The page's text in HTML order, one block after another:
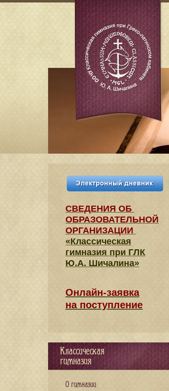
СВЕДЕНИЯ​ ОБ
ОБРАЗОВАТЕЛЬНОЙ
ОРГАНИЗАЦИИ
«Классическая
гимназия при ГЛК
Ю.А. Шичалина»
Онлайн-заявка
на поступление
Классическая
гимназия
О гимназии